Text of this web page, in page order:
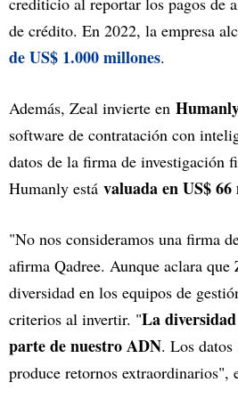
de crédito. En 2022, la empresa
de US$ 1.000 millones.
Además, Zeal invierte en
software de contratación con
datos de la firma de investigación
Humanly está valuada en US$
"No nos consideramos una firma
afirma Qadree. Aunque aclara que
diversidad en los equipos de
criterios al invertir. "La
parte de nuestro ADN. Los
produce retornos extraordinarios",